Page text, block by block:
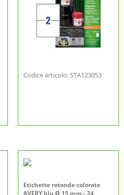
Codice articolo: STA123053
Etichette rotonde colorate
AVERY blu Ø 15 mm - 24